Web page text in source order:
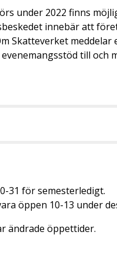
under 2022 finns
innebär att
Skatteverket
till och
31 för semesterledigt.
öppen 10-13 under
ändrade öppettider.